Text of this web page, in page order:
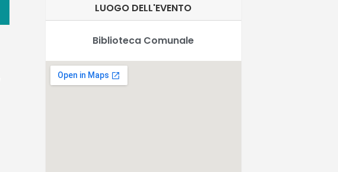
LUOGO DELL'EVENTO
Biblioteca Comunale